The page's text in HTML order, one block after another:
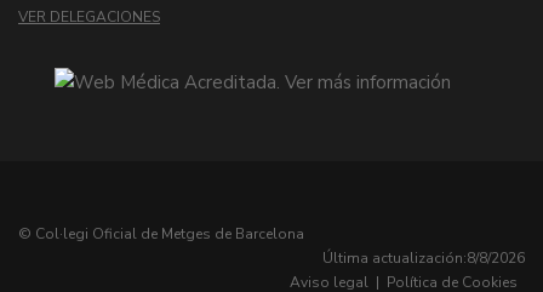
VER DELEGACIONES
© Col·legi Oficial de Metges de Barcelona
Última actualización:8/8/2026
Aviso legal | Política de Cookies